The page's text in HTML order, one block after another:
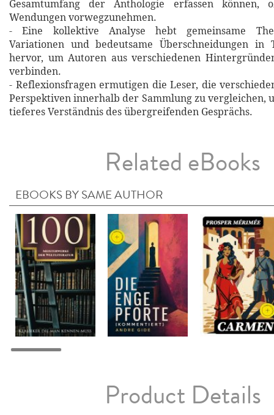
Gesamtumfang der Anthologie erfassen können,
Wendungen vorwegzunehmen.
- Eine kollektive Analyse hebt gemeinsame
Variationen und bedeutsame Überschneidungen in
hervor, um Autoren aus verschiedenen
verbinden.
- Reflexionsfragen ermutigen die Leser, die
Perspektiven innerhalb der Sammlung zu vergleichen,
tieferes Verständnis des übergreifenden Gesprächs.
Related eBooks
EBOOKS BY SAME AUTHOR
Product Details